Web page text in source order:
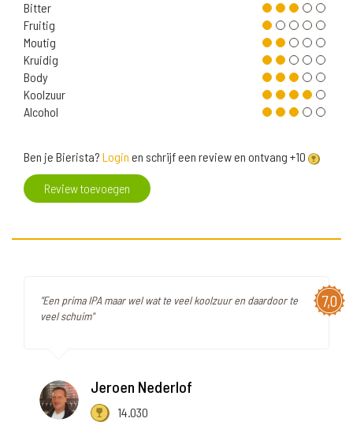
Bitter
Fruitig
Moutig
Kruidig
Body
Koolzuur
Alcohol
Ben je Bierista? Login en schrijf een review en ontvang +10
Review toevoegen
7,0
"Een prima IPA maar wel wat te veel koolzuur en daardoor te
veel schuim"
Jeroen Nederlof
14.030